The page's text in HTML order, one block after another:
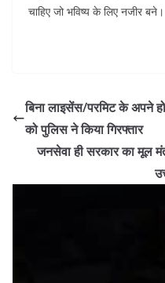
चाहिए जो भविष्य के लिए नजीर बने।
बिना लाइसेंस/परमिट के अपने
को पुलिस ने किया गिरफ्तार
जनसेवा ही सरकार का मूल